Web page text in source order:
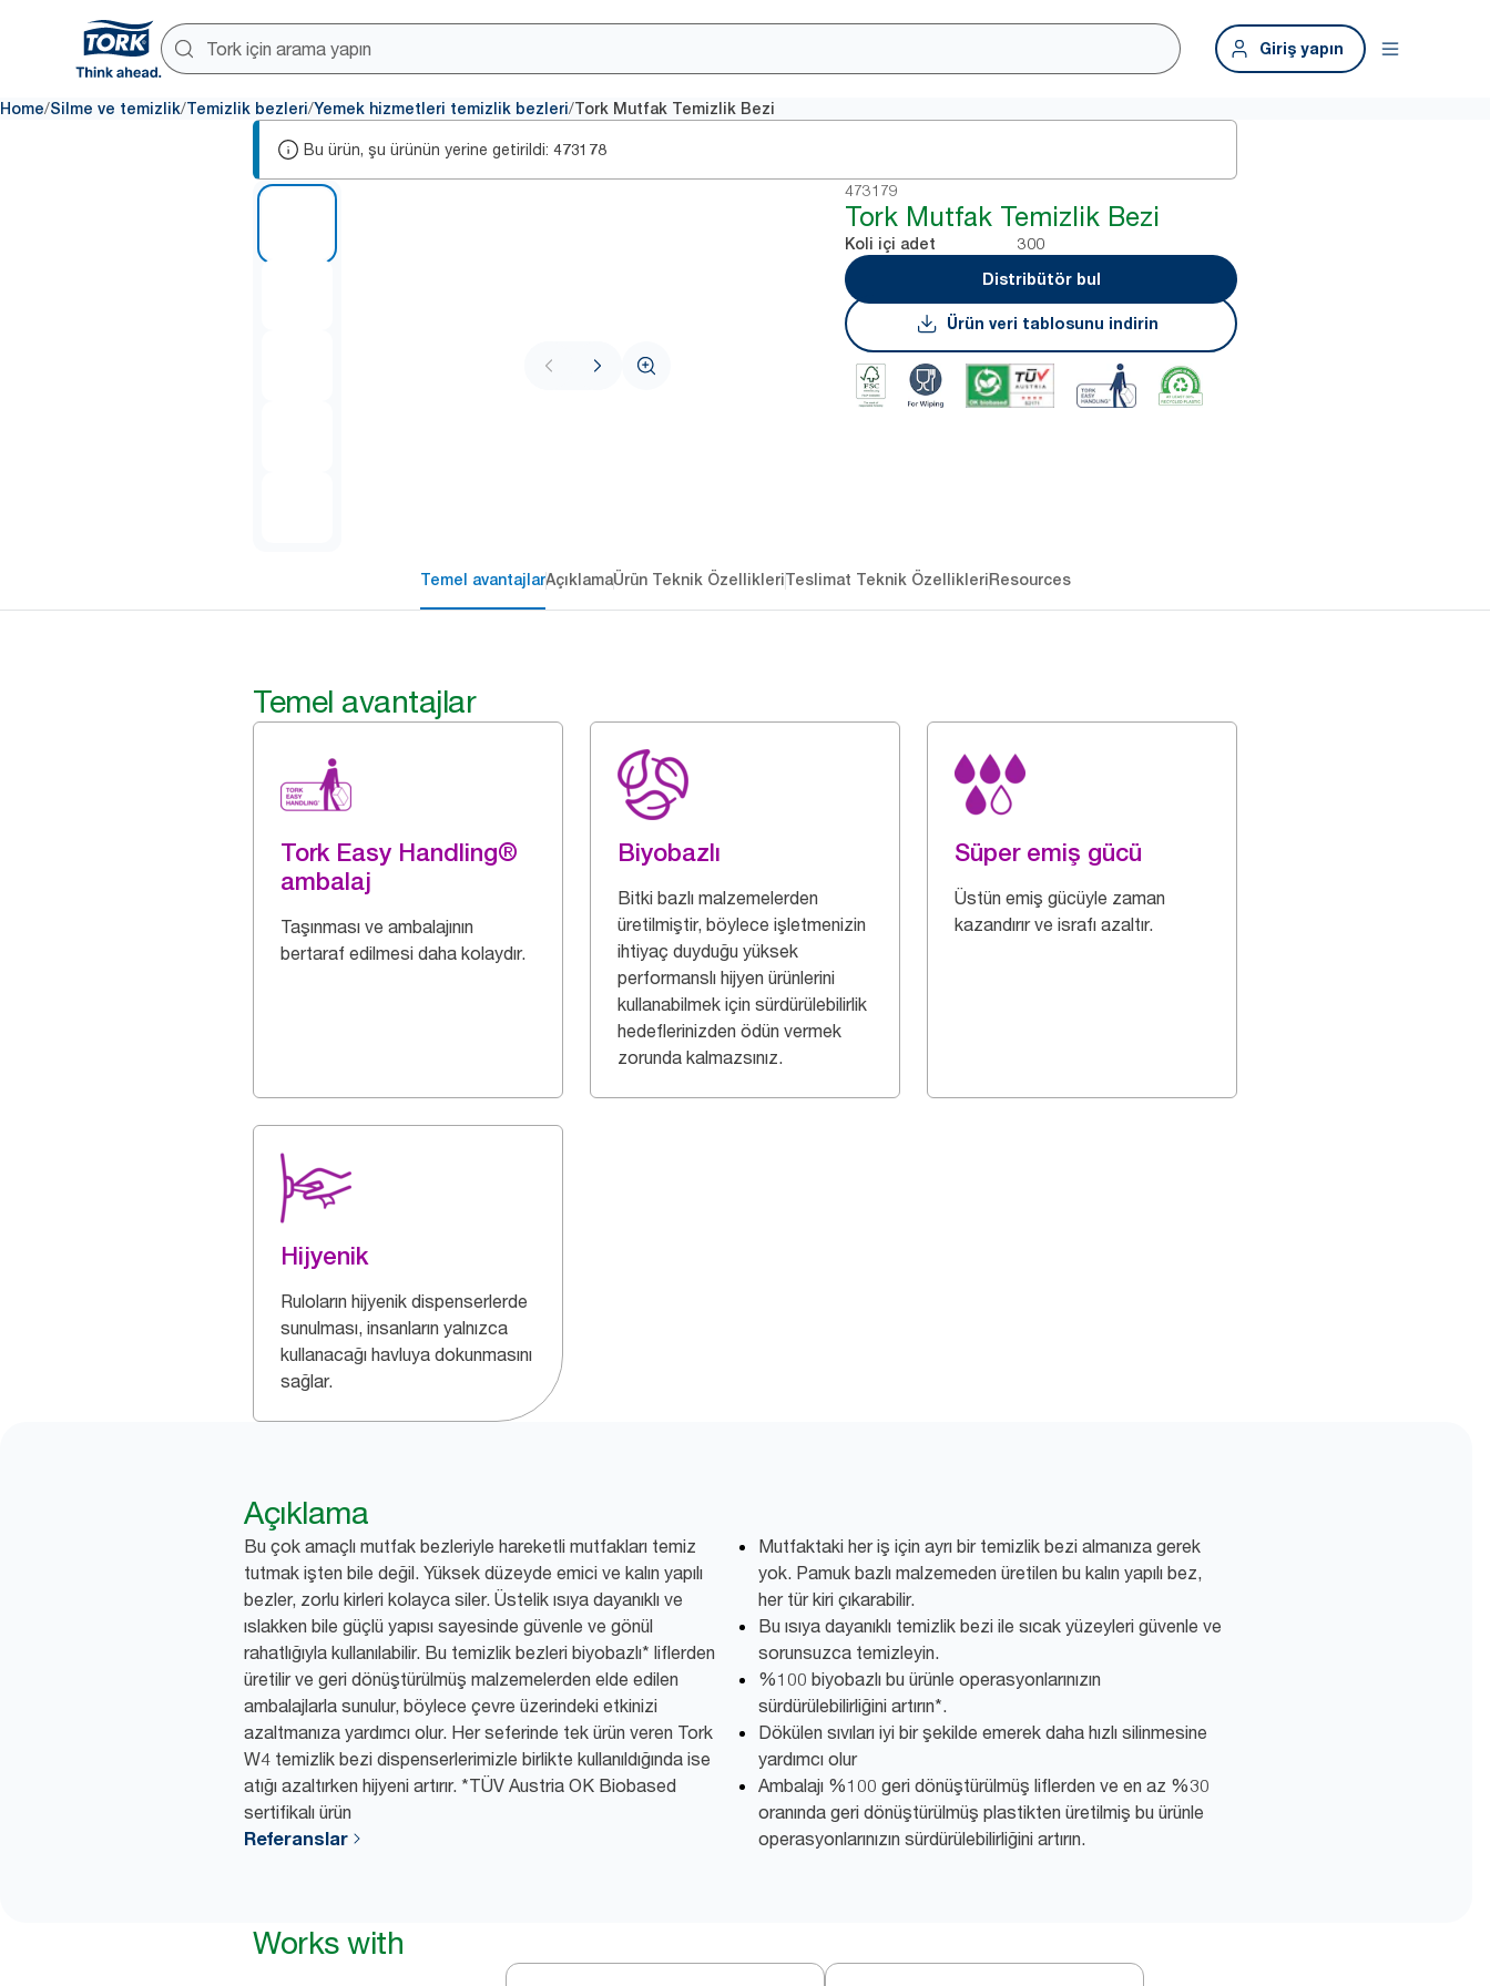
Giriş yapın
Home/Silme ve temizlik/Temizlik bezleri/Yemek hizmetleri temizlik bezleri/Tork Mutfak Temizlik Bezi
Bu ürün, şu ürünün yerine getirildi: 473178
473179
Tork Mutfak Temizlik Bezi
Koli içi adet
300
Distribütör bul
Ürün veri tablosunu indirin
Temel avantajlarAçıklamaÜrün Teknik ÖzellikleriTeslimat Teknik ÖzellikleriResources
Temel avantajlar
Tork Easy Handling®
ambalaj
Taşınması ve ambalajının
bertaraf edilmesi daha kolaydır.
Biyobazlı
Bitki bazlı malzemelerden
üretilmiştir, böylece işletmenizin
ihtiyaç duyduğu yüksek
performanslı hijyen ürünlerini
kullanabilmek için sürdürülebilirlik
hedeflerinizden ödün vermek
zorunda kalmazsınız.
Süper emiş gücü
Üstün emiş gücüyle zaman
kazandırır ve israfı azaltır.
Hijyenik
Ruloların hijyenik dispenserlerde
sunulması, insanların yalnızca
kullanacağı havluya dokunmasını
sağlar.
Açıklama
Bu çok amaçlı mutfak bezleriyle hareketli mutfakları temiz
tutmak işten bile değil. Yüksek düzeyde emici ve kalın yapılı
bezler, zorlu kirleri kolayca siler. Üstelik ısıya dayanıklı ve
ıslakken bile güçlü yapısı sayesinde güvenle ve gönül
rahatlığıyla kullanılabilir. Bu temizlik bezleri biyobazlı* liflerden
üretilir ve geri dönüştürülmüş malzemelerden elde edilen
ambalajlarla sunulur, böylece çevre üzerindeki etkinizi
azaltmanıza yardımcı olur. Her seferinde tek ürün veren Tork
W4 temizlik bezi dispenserlerimizle birlikte kullanıldığında ise
atığı azaltırken hijyeni artırır. *TÜV Austria OK Biobased
sertifikalı ürün
Referanslar
Mutfaktaki her iş için ayrı bir temizlik bezi almanıza gerek
yok. Pamuk bazlı malzemeden üretilen bu kalın yapılı bez,
her tür kiri çıkarabilir.
Bu ısıya dayanıklı temizlik bezi ile sıcak yüzeyleri güvenle ve
sorunsuzca temizleyin.
%100 biyobazlı bu ürünle operasyonlarınızın
sürdürülebilirliğini artırın*.
Dökülen sıvıları iyi bir şekilde emerek daha hızlı silinmesine
yardımcı olur
Ambalajı %100 geri dönüştürülmüş liflerden ve en az %30
oranında geri dönüştürülmüş plastikten üretilmiş bu ürünle
operasyonlarınızın sürdürülebilirliğini artırın.
Works with